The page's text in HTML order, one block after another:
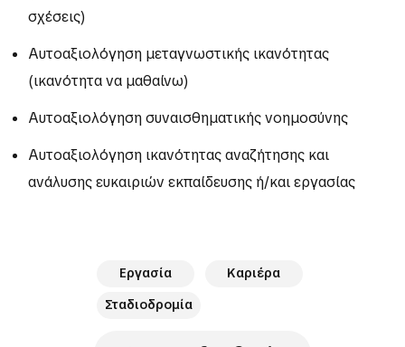
σχέσεις)
Aυτοαξιολόγηση μεταγνωστικής ικανότητας
(ικανότητα να μαθαίνω)
Aυτοαξιολόγηση συναισθηματικής νοημοσύνης
Aυτοαξιολόγηση ικανότητας αναζήτησης και
ανάλυσης ευκαιριών εκπαίδευσης ή/και εργασίας
Εργασία
Καριέρα
Σταδιοδρομία